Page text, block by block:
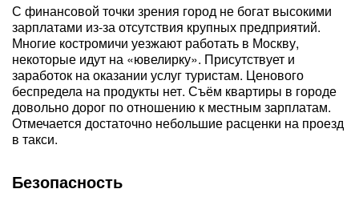
С финансовой точки зрения город не богат высокими
зарплатами из-за отсутствия крупных предприятий.
Многие костромичи уезжают работать в Москву,
некоторые идут на «ювелирку». Присутствует и
заработок на оказании услуг туристам. Ценового
беспредела на продукты нет. Съём квартиры в городе
довольно дорог по отношению к местным зарплатам.
Отмечается достаточно небольшие расценки на проезд
в такси.
Безопасность